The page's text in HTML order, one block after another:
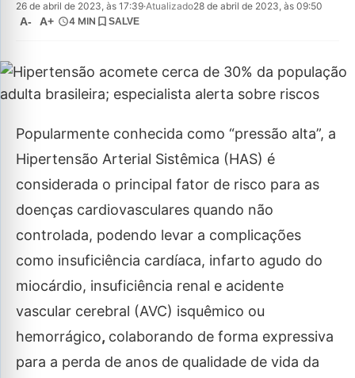
26 de abril de 2023, às 17:39·Atualizado28 de abril de 2023, às 09:50
A- A+ 4 MIN SALVE
Popularmente conhecida como “pressão alta”, a
Hipertensão Arterial Sistêmica (HAS) é
considerada o principal fator de risco para as
doenças cardiovasculares quando não
controlada, podendo levar a complicações
como insuficiência cardíaca, infarto agudo do
miocárdio, insuficiência renal e acidente
vascular cerebral (AVC) isquêmico ou
hemorrágico, colaborando de forma expressiva
para a perda de anos de qualidade de vida da